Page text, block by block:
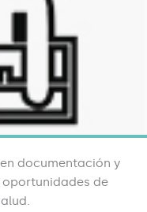
documentación y
de